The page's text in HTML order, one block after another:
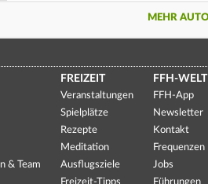
MEHR
& Team
FREIZEIT
Veranstaltungen
Spielplätze
Rezepte
Meditation
Ausflugsziele
Freizeit-Tipps
FFH-WELT
FFH-App
Newsletter
Kontakt
Frequenzen
Jobs
Führungen